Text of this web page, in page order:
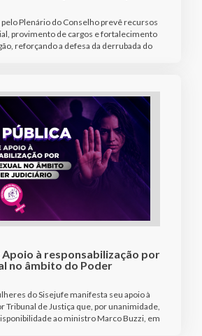
Plenário do Conselho prevê recursos
provimento de cargos e fortalecimento
reforçando a defesa da derrubada do
à responsabilização por
no âmbito do Poder
do Sisejufe manifesta seu apoio à
Tribunal de Justiça que, por unanimidade,
ao ministro Marco Buzzi, em